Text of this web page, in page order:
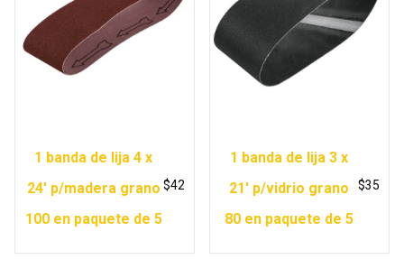
1 banda de lija 4 x
24′ p/madera grano
100 en paquete de 5
$42
1 banda de lija 3 x
21′ p/vidrio grano
80 en paquete de 5
$35